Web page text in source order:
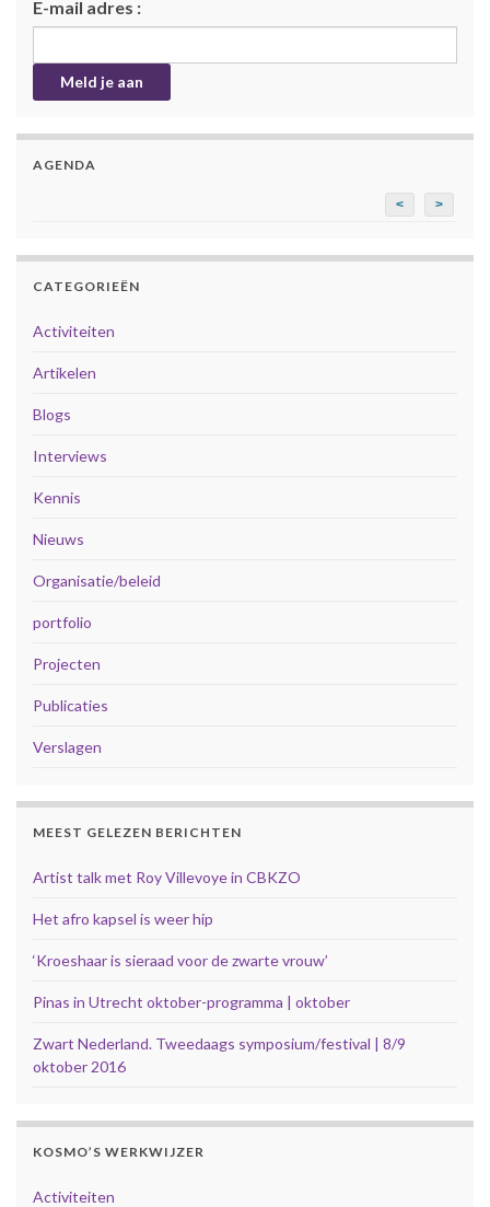
E-mail adres :
AGENDA
< >
CATEGORIEËN
Activiteiten
Artikelen
Blogs
Interviews
Kennis
Nieuws
Organisatie/beleid
portfolio
Projecten
Publicaties
Verslagen
MEEST GELEZEN BERICHTEN
Artist talk met Roy Villevoye in CBKZO
Het afro kapsel is weer hip
‘Kroeshaar is sieraad voor de zwarte vrouw’
Pinas in Utrecht oktober-programma | oktober
Zwart Nederland. Tweedaags symposium/festival | 8/9
oktober 2016
KOSMO’S WERKWIJZER
Activiteiten